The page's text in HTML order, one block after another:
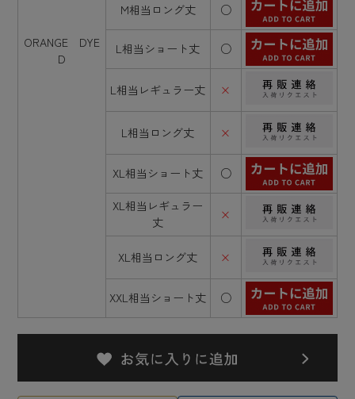
ORANGE DYE
D
M相当ロング丈 ○
L相当ショート丈 ○
L相当レギュラー丈 ×
L相当ロング丈 ×
XL相当ショート丈 ○
XL相当レギュラー
丈
×
XL相当ロング丈 ×
XXL相当ショート丈 ○